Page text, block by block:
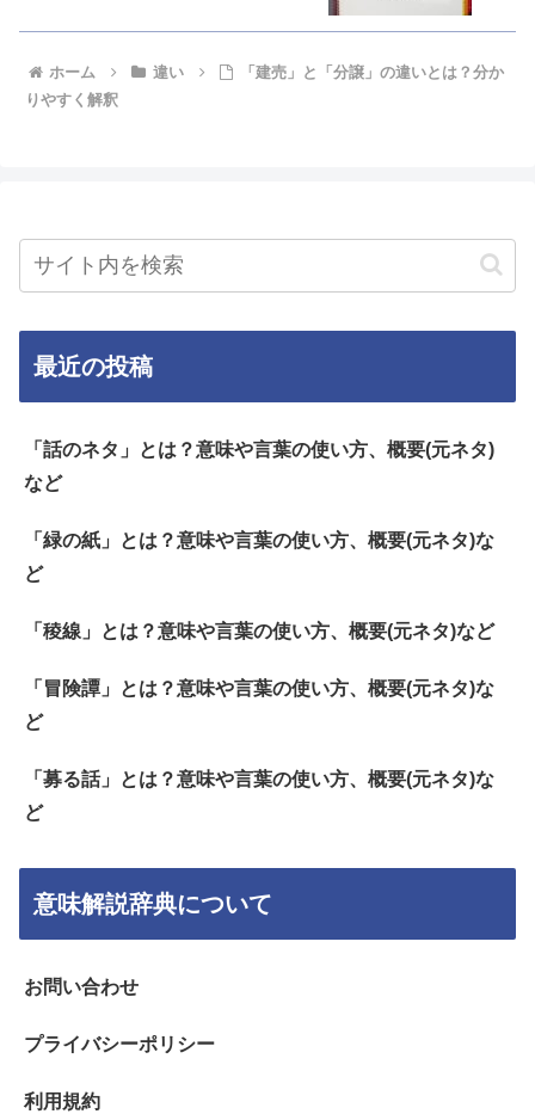
ホーム 違い
「建売」と「分譲」の違いとは？分か
りやすく解釈
最近の投稿
「話のネタ」とは？意味や言葉の使い方、概要(元ネタ)
など
「緑の紙」とは？意味や言葉の使い方、概要(元ネタ)な
ど
「稜線」とは？意味や言葉の使い方、概要(元ネタ)など
「冒険譚」とは？意味や言葉の使い方、概要(元ネタ)な
ど
「募る話」とは？意味や言葉の使い方、概要(元ネタ)な
ど
意味解説辞典について
お問い合わせ
プライバシーポリシー
利用規約